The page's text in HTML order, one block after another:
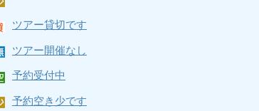
ツアー貸切です
ツアー開催なし
予約受付中
予約空き少です